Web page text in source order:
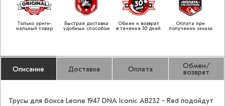
Только ориги­
нальный товар
Быстрая доставка
удобным способом
Обмен и возврат
в течение 30 дней
Оплата при
получении заказа
Описание Доставка Оплата Обмен/
возврат
Трусы для бокса Leone 1947 DNA Iconic AB232 - Red подойдут